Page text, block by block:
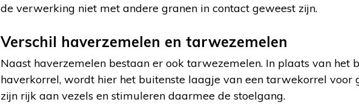
de verwerking niet met andere granen in contact geweest zijn.
Verschil haverzemelen en tarwezemelen
Naast haverzemelen bestaan er ook tarwezemelen. In plaats van het
haverkorrel, wordt hier het buitenste laagje van een tarwekorrel voor
zijn rijk aan vezels en stimuleren daarmee de stoelgang.